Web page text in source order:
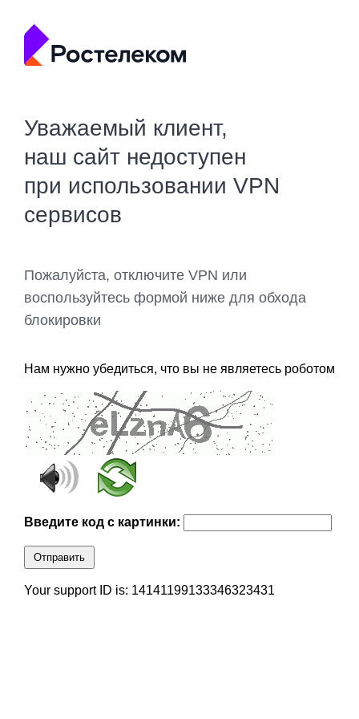
Уважаемый клиент,
наш сайт недоступен
при использовании VPN
сервисов
Пожалуйста, отключите VPN или
воспользуйтесь формой ниже для обхода
блокировки
Нам нужно убедиться, что вы не являетесь роботом
Введите код с картинки:
Отправить
Your support ID is: 14141199133346323431